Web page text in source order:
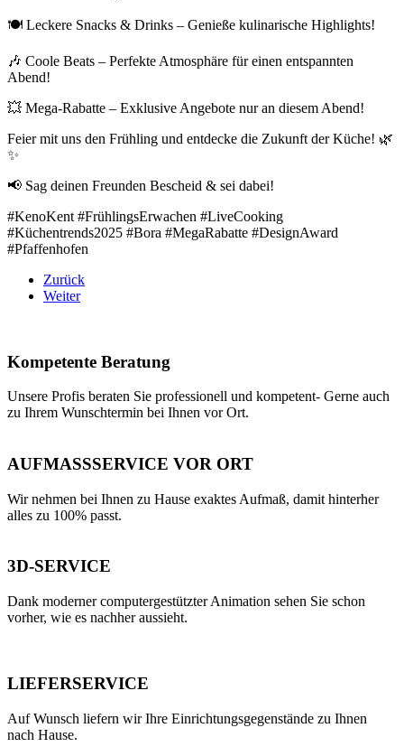
🍽 Leckere Snacks & Drinks – Genieße kulinarische Highlights!
🎶 Coole Beats – Perfekte Atmosphäre für einen entspannten
Abend!
💥 Mega-Rabatte – Exklusive Angebote nur an diesem Abend!
Feier mit uns den Frühling und entdecke die Zukunft der Küche! 🌿
✨
📢 Sag deinen Freunden Bescheid & sei dabei!
#KenoKent #FrühlingsErwachen #LiveCooking
#Küchentrends2025 #Bora #MegaRabatte #DesignAward
#Pfaffenhofen
Zurück
Weiter
Kompetente Beratung
Unsere Profis beraten Sie professionell und kompetent- Gerne auch
zu Ihrem Wunschtermin bei Ihnen vor Ort.
AUFMASSSERVICE VOR ORT
Wir nehmen bei Ihnen zu Hause exaktes Aufmaß, damit hinterher
alles zu 100% passt.
3D-SERVICE
Dank moderner computergestützter Animation sehen Sie schon
vorher, wie es nachher aussieht.
LIEFERSERVICE
Auf Wunsch liefern wir Ihre Einrichtungsgegenstände zu Ihnen
nach Hause.